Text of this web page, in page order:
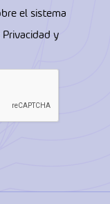
el sistema
y